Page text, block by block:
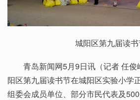
城阳区第九届读
青岛新闻网5月9日讯（记者 任
阳区第九届读书节在城阳区实验小学
组委会成员单位、部分市民代表及